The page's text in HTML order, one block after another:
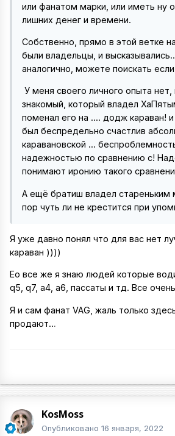
или фанатом марки, или иметь ну
лишних денег и времени.
Собственно, прямо в этой ветке
были владельцы, и
аналогично, можете поискать
У меня своего личного опыта
знакомый, который владел
поменал его на .... додж караван!
был беспредельно счастлив
каравановской ...
надежностью по сравнению с!
понимают иронию такого
А ещё братиш владел стареньким
пор чуть ли не крестится при
Я уже давно понял что для вас нет
караван ))))
Ео все же я знаю людей которые
q5, q7, a4, a6, пассаты и тд. Все
Я и сам фанат VAG, жаль только
продают…
KosMoss
Опубликовано 16 января, 2022